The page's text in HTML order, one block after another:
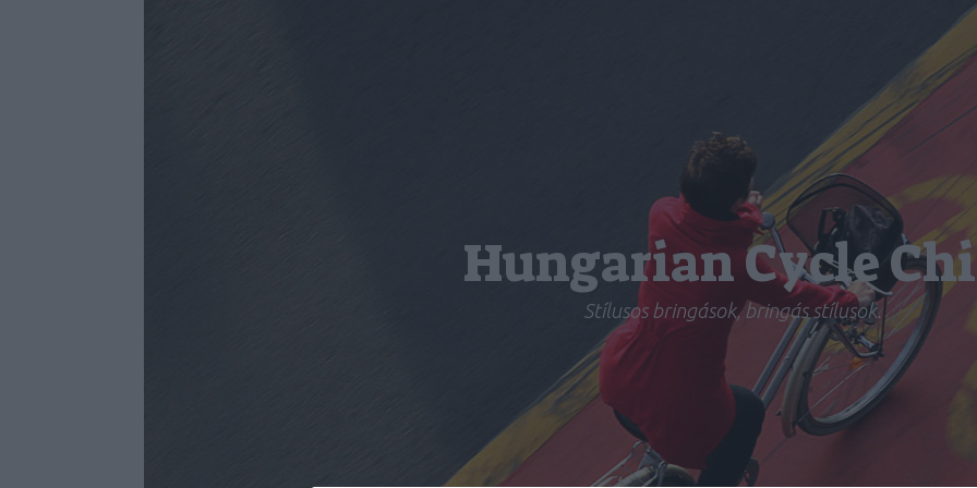
Hungarian Cycle
Stílusos bringások, bringás stílusok.